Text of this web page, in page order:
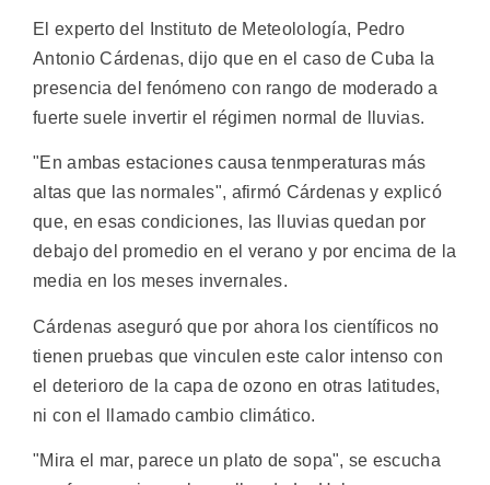
El experto del Instituto de Meteolología, Pedro
Antonio Cárdenas, dijo que en el caso de Cuba la
presencia del fenómeno con rango de moderado a
fuerte suele invertir el régimen normal de lluvias.
"En ambas estaciones causa tenmperaturas más
altas que las normales", afirmó Cárdenas y explicó
que, en esas condiciones, las lluvias quedan por
debajo del promedio en el verano y por encima de la
media en los meses invernales.
Cárdenas aseguró que por ahora los científicos no
tienen pruebas que vinculen este calor intenso con
el deterioro de la capa de ozono en otras latitudes,
ni con el llamado cambio climático.
"Mira el mar, parece un plato de sopa", se escucha